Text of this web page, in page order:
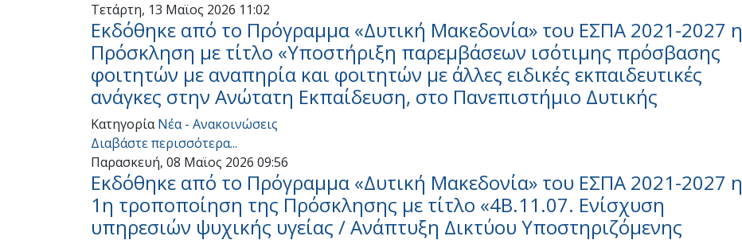
Τετάρτη, 13 Μαϊος 2026 11:02
Εκδόθηκε από το Πρόγραμμα «Δυτική Μακεδονία» του ΕΣΠΑ 2021-2027 η
Πρόσκληση με τίτλο «Υποστήριξη παρεμβάσεων ισότιμης πρόσβασης
φοιτητών με αναπηρία και φοιτητών με άλλες ειδικές εκπαιδευτικές
ανάγκες στην Ανώτατη Εκπαίδευση, στο Πανεπιστήμιο Δυτικής
Κατηγορία Νέα - Ανακοινώσεις
Διαβάστε περισσότερα...
Παρασκευή, 08 Μαϊος 2026 09:56
Εκδόθηκε από το Πρόγραμμα «Δυτική Μακεδονία» του ΕΣΠΑ 2021-2027 η
1η τροποποίηση της Πρόσκλησης με τίτλο «4Β.11.07. Ενίσχυση
υπηρεσιών ψυχικής υγείας / Ανάπτυξη Δικτύου Υποστηριζόμενης